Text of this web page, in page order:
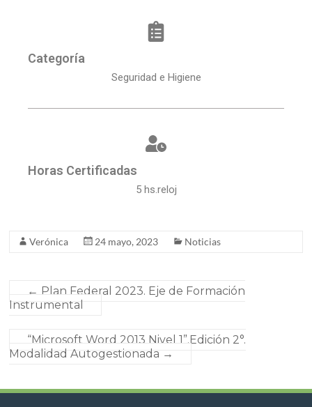
Categoría
Seguridad e Higiene
Horas Certificadas
5 hs.reloj
Verónica 24 mayo, 2023 Noticias
← Plan Federal 2023. Eje de Formación
Instrumental
“Microsoft Word 2013 Nivel 1”.Edición 2°.
Modalidad Autogestionada →